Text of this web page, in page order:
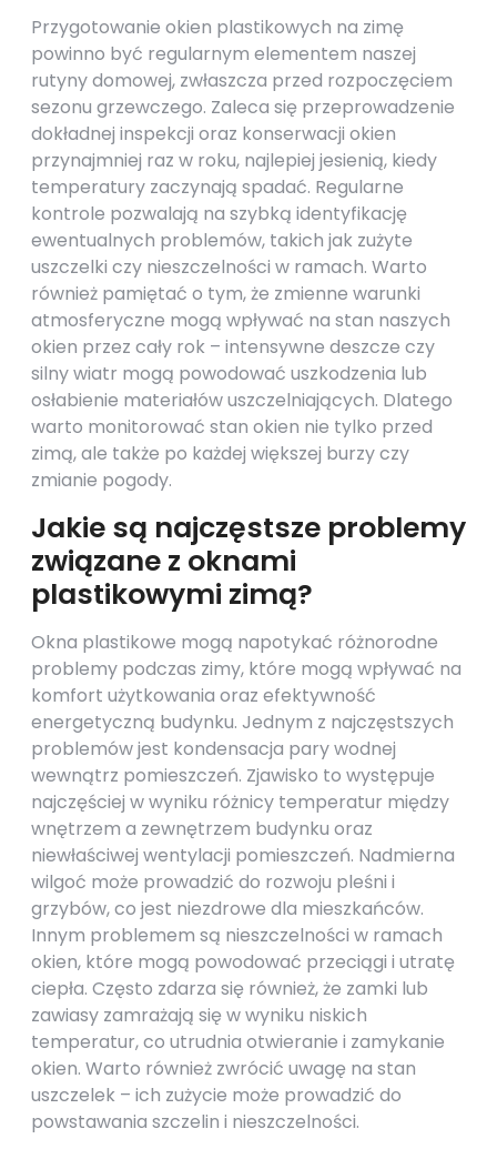
Przygotowanie okien plastikowych na zimę
powinno być regularnym elementem naszej
rutyny domowej, zwłaszcza przed rozpoczęciem
sezonu grzewczego. Zaleca się przeprowadzenie
dokładnej inspekcji oraz konserwacji okien
przynajmniej raz w roku, najlepiej jesienią, kiedy
temperatury zaczynają spadać. Regularne
kontrole pozwalają na szybką identyfikację
ewentualnych problemów, takich jak zużyte
uszczelki czy nieszczelności w ramach. Warto
również pamiętać o tym, że zmienne warunki
atmosferyczne mogą wpływać na stan naszych
okien przez cały rok – intensywne deszcze czy
silny wiatr mogą powodować uszkodzenia lub
osłabienie materiałów uszczelniających. Dlatego
warto monitorować stan okien nie tylko przed
zimą, ale także po każdej większej burzy czy
zmianie pogody.
Jakie są najczęstsze problemy
związane z oknami
plastikowymi zimą?
Okna plastikowe mogą napotykać różnorodne
problemy podczas zimy, które mogą wpływać na
komfort użytkowania oraz efektywność
energetyczną budynku. Jednym z najczęstszych
problemów jest kondensacja pary wodnej
wewnątrz pomieszczeń. Zjawisko to występuje
najczęściej w wyniku różnicy temperatur między
wnętrzem a zewnętrzem budynku oraz
niewłaściwej wentylacji pomieszczeń. Nadmierna
wilgoć może prowadzić do rozwoju pleśni i
grzybów, co jest niezdrowe dla mieszkańców.
Innym problemem są nieszczelności w ramach
okien, które mogą powodować przeciągi i utratę
ciepła. Często zdarza się również, że zamki lub
zawiasy zamrażają się w wyniku niskich
temperatur, co utrudnia otwieranie i zamykanie
okien. Warto również zwrócić uwagę na stan
uszczelek – ich zużycie może prowadzić do
powstawania szczelin i nieszczelności.